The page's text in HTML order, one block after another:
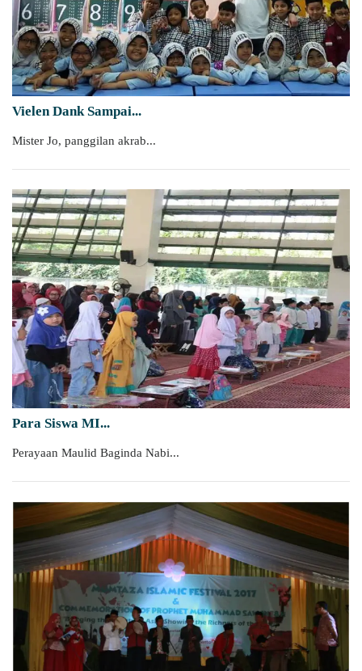
Vielen Dank Sampai...
Mister Jo, panggilan akrab...
Para Siswa MI...
Perayaan Maulid Baginda Nabi...